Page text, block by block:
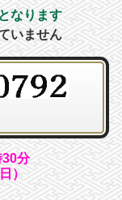
なります
いません
分
）